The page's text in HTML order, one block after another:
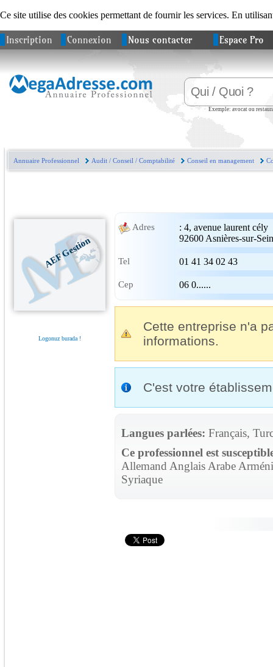
Ce site utilise des cookies permettant de fournir les services. En
Inscription Connexion Nous contacter Espace Pro
Exemple: avocat ou
Annuaire Professionnel Audit / Conseil / Comptabilité Conseil en management
AEF Gestion
Logonuz burada !
Adres : 4, avenue laurent cély
92600 Asnières-sur-
Tel 01 41 34 02 43
Cep 06 0......
Cette entreprise n'a
informations.
C'est votre
Langues parlées: Français,
Ce professionnel est
Allemand Anglais Arabe
Syriaque